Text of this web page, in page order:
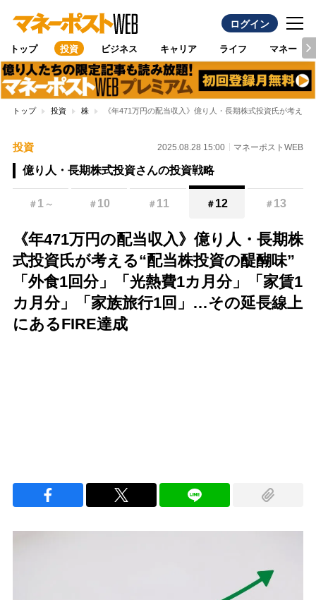
ログイン
トップ 投資 ビジネス キャリア ライフ マネー
トップ 投資 株 《年471万円の配当収入》億り人・長期株式投資氏が考え
投資 2025.08.28 15:00 マネーポストWEB
億り人・長期株式投資さんの投資戦略
＃ 1 ～ ＃ 10 ＃ 11 ＃ 12 ＃ 13
《年471万円の配当収入》億り人・長期株
式投資氏が考える“配当株投資の醍醐味”
「外食1回分」「光熱費1カ月分」「家賃1
カ月分」「家族旅行1回」…その延長線上
にあるFIRE達成